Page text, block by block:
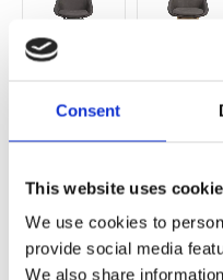
Consent
This website uses
We use cookies to
provide social media
We also share